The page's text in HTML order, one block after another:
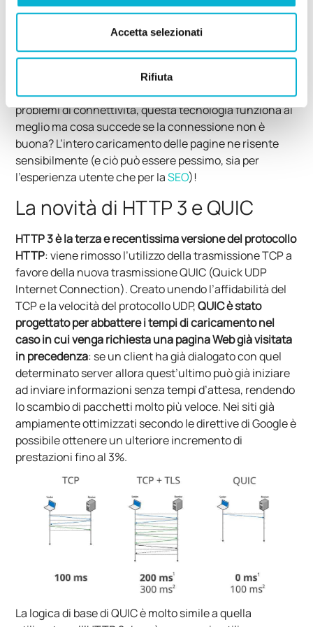
Accetta selezionati
Rifiuta
singola richiesta del client.
miglioramento delle performance nel caricamento di
pagine web andando a spremere al massimo le
potenzialità del protocollo TCP/IP. In assenza di
problemi di connettività, questa tecnologia funziona al
meglio ma cosa succede se la connessione non è
buona? L’intero caricamento delle pagine ne risente
sensibilmente (e ciò può essere pessimo, sia per
l’esperienza utente che per laSEO)!
La novità di HTTP 3 e QUIC
HTTP 3 è la terza e recentissima versione del protocollo
HTTP: viene rimosso l’utilizzo della trasmissione TCP a
favore della nuova trasmissione QUIC (Quick UDP
Internet Connection). Creato unendo l’affidabilità del
TCP e la velocità del protocollo UDP,QUIC è stato
progettato per abbattere i tempi di caricamento nel
caso in cui venga richiesta una pagina Web già visitata
in precedenza: se un client ha già dialogato con quel
determinato server allora quest’ultimo può già iniziare
ad inviare informazioni senza tempi d’attesa, rendendo
lo scambio di pacchetti molto più veloce. Nei siti già
ampiamente ottimizzati secondo le direttive di Google è
possibile ottenere un ulteriore incremento di
prestazioni fino al 3%.
La logica di base di QUIC è molto simile a quella